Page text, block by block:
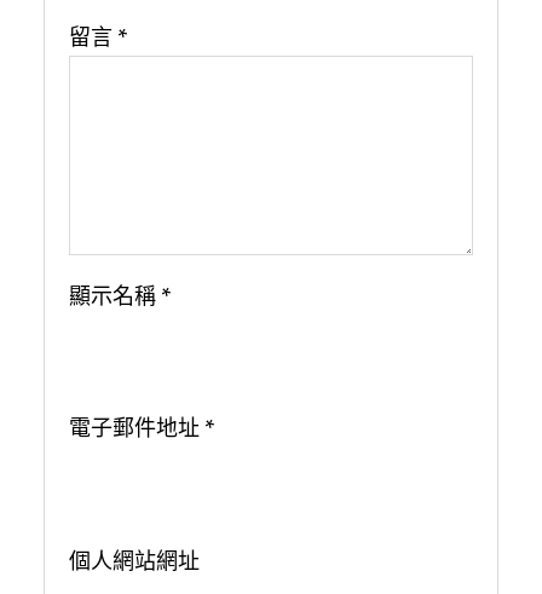
留言 *
顯示名稱 *
電子郵件地址 *
個人網站網址